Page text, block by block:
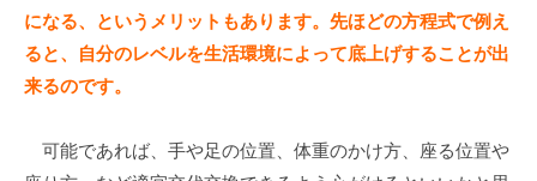
になる、というメリットもあります。先ほどの方程式で例え
ると、自分のレベルを生活環境によって底上げすることが出
来るのです。
可能であれば、手や足の位置、体重のかけ方、座る位置や